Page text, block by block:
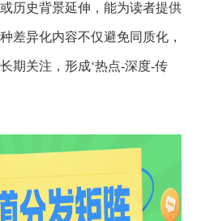
历史背景延伸，能为读者提供
差异化内容不仅避免同质化，
期关注，形成‘热点-深度-传